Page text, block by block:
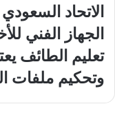
الاتحاد
السعودي
لكرة
القدم
ينفي
نية
الاتحاد
الجهاز الفني
تعليم
الطائف
يعتمد
تعليم الطائف
وتحكيم ملفات